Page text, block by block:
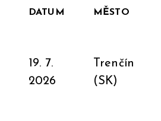
DATUM MĚSTO
19. 7.
2026
Trenčín
(SK)